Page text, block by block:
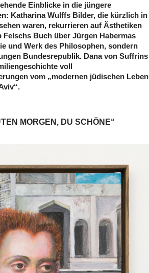
Einblicke in die jüngere
Katharina Wulffs Bilder, die kürzlich in
waren, rekurrieren auf Ästhetiken
Felschs Buch über Jürgen Habermas
und Werk des Philosophen, sondern
Bundesrepublik. Dana von Suffrins
voll
vom „modernen jüdischen Leben
MORGEN, DU SCHÖNE“